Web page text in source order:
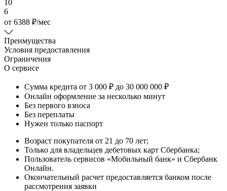
10
6
от 6388 ₽/мес
Преимущества
Условия предоставления
Ограничения
О сервисе
Сумма кредита от 3 000 ₽ до 30 000 000 ₽
Онлайн оформление за несколько минут
Без первого взноса
Без переплаты
Нужен только паспорт
Возраст покупателя от 21 до 70 лет;
Только для владельцев дебетовых карт Сбербанка;
Пользователь сервисов «Мобильный банк» и Сбербанк
Онлайн.
Окончательный расчет предоставляется банком после
рассмотрения заявки